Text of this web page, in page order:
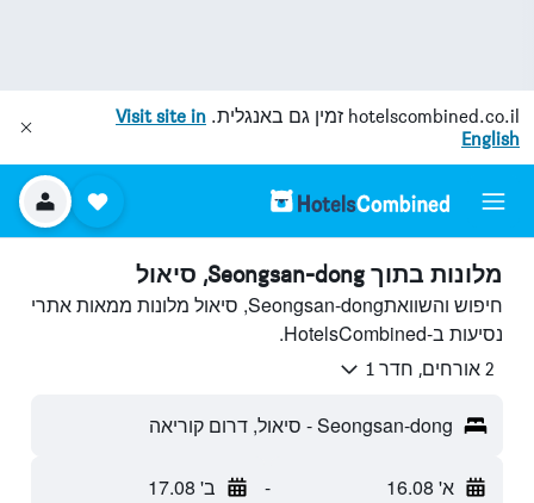
hotelscombined.co.il זמין גם באנגלית. Visit site in
English
מלונות בתוך Seongsan-dong, סיאול
חיפוש והשוואתSeongsan-dong, סיאול מלונות ממאות אתרי
נסיעות ב-HotelsCombined.
2 אורחים, חדר 1
Seongsan-dong - סיאול, דרום קוריאה
א' 16.08 - ב' 17.08